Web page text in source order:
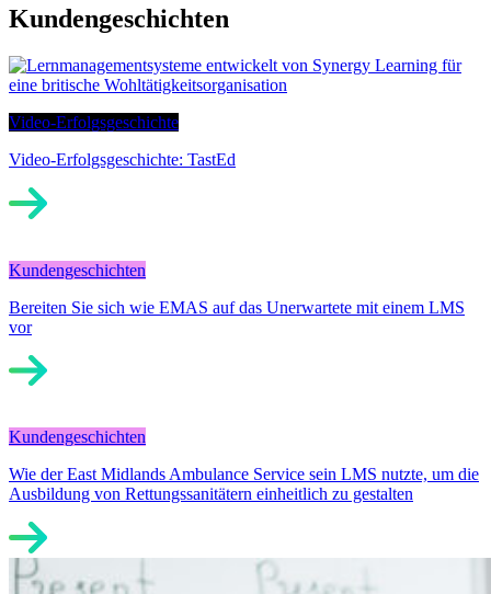
Kundengeschichten
Video-Erfolgsgeschichte
Video-Erfolgsgeschichte: TastEd
Kundengeschichten
Bereiten Sie sich wie EMAS auf das Unerwartete mit einem LMS
vor
Kundengeschichten
Wie der East Midlands Ambulance Service sein LMS nutzte, um die
Ausbildung von Rettungssanitätern einheitlich zu gestalten